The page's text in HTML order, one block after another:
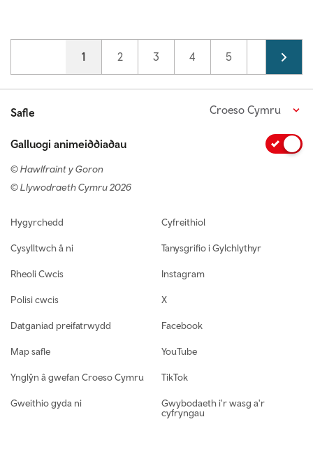
PaginationCurrent page
1 Page
2 Page
3 Page
4 Page
5
Safle Croeso Cymru
Galluogi animeiddiadau
© Hawlfraint y Goron
© Llywodraeth Cymru 2026
Footer navigation
Hygyrchedd
Cysylltwch â ni
Rheoli Cwcis
Polisi cwcis
Datganiad preifatrwydd
Map safle
Ynglŷn â gwefan Croeso Cymru
Gweithio gyda ni
Cyfreithiol
Tanysgrifio i Gylchlythyr
Instagram
X
Facebook
YouTube
TikTok
Gwybodaeth i'r wasg a'r
cyfryngau